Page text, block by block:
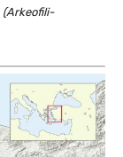
(Arkeofili-